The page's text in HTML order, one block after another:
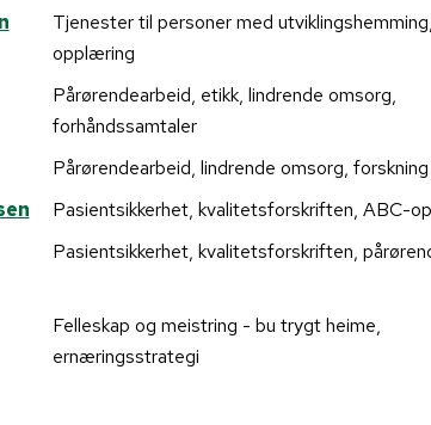
Tjenester til personer med
opplæring
Pårørendearbeid, etikk, lindrende omsorg,
forhåndssamtaler
Pårørendearbeid, lindrende omsorg, forskning
Pasientsikkerhet, kvalitetsforskriften, ABC-
Pasientsikkerhet, kvalitetsforskriften,
Felleskap og meistring - bu trygt heime,
ernæringsstrategi